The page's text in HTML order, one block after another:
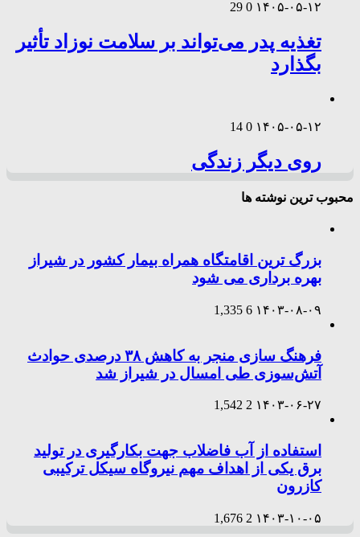
۱۴۰۵-۰۵-۱۲ 0
29
تغذیه پدر می‌تواند بر سلامت نوزاد تأثیر
بگذارد
۱۴۰۵-۰۵-۱۲ 0
14
روی دیگر زندگی
محبوب ترین نوشته ها
بزرگ ترین اقامتگاه همراه بیمار کشور در شیراز
بهره برداری می شود
۱۴۰۳-۰۸-۰۹ 6
1,335
فرهنگ سازی منجر به کاهش ۳۸ درصدی حوادث
آتش‌سوزی طی امسال در شیراز شد
۱۴۰۳-۰۶-۲۷ 2
1,542
استفاده از آب فاضلاب جهت بکارگیری در تولید
برق یکی از اهداف مهم نیروگاه سیکل ترکیبی
کازرون
۱۴۰۳-۱۰-۰۵ 2
1,676